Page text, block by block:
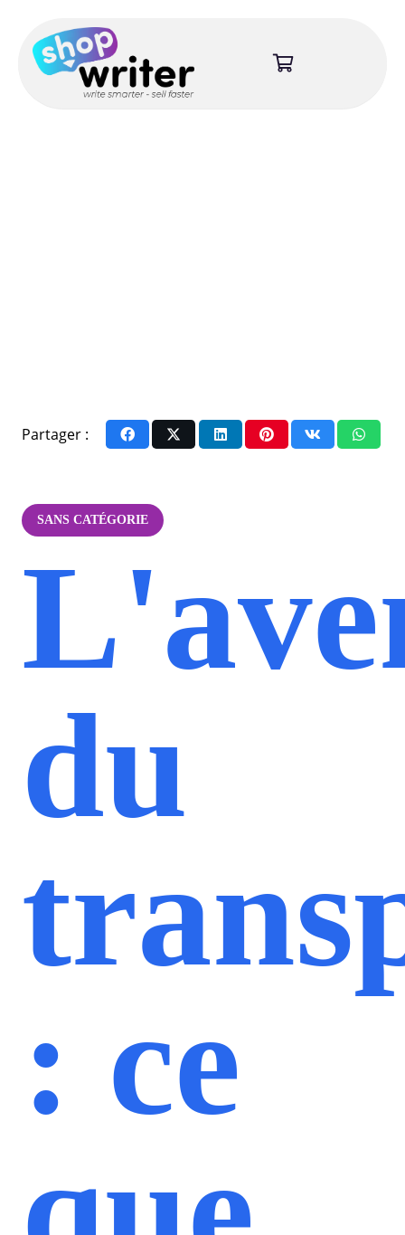
Partager :
SANS CATÉGORIE
du
: ce